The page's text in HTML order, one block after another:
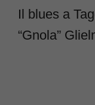
Il blues a
“Gnola”